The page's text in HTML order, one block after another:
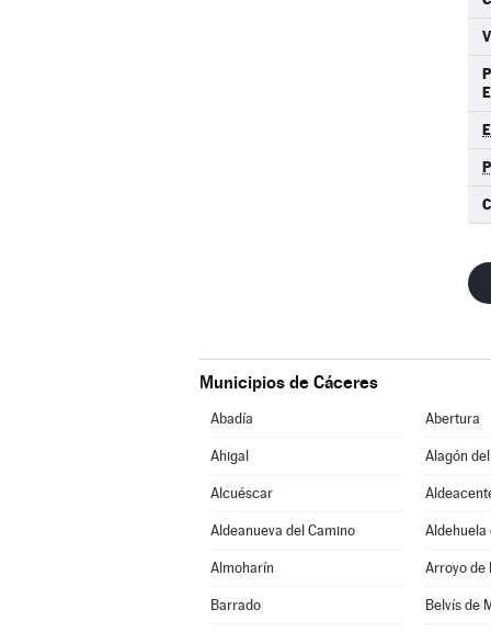
Municipios de Cáceres
Abadía Abertura
Ahigal Alagón
Alcuéscar
Aldeanueva del Camino Aldehuela
Almoharín Arroyo de
Barrado Belvís de